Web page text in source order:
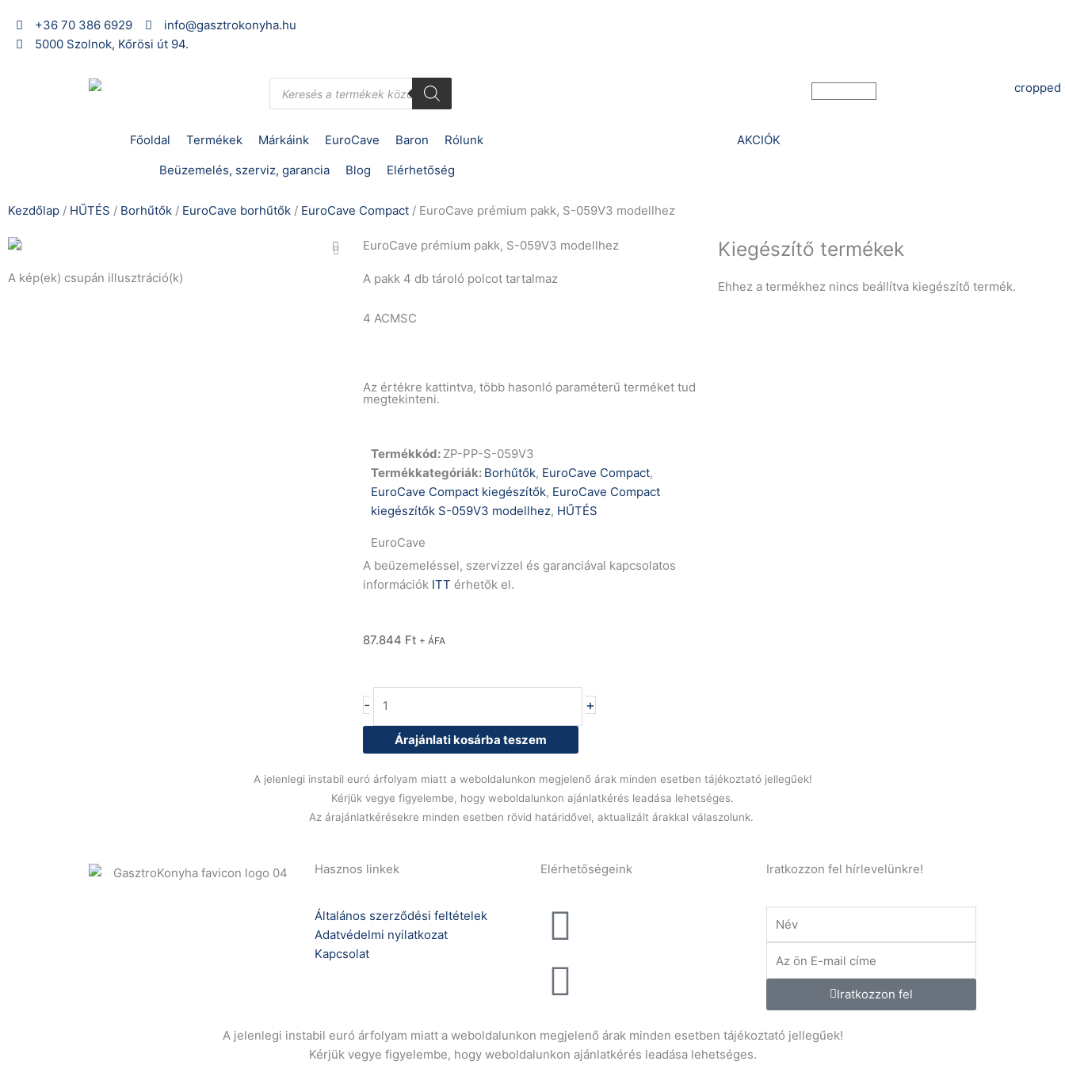
content
+36 70 386 6929
info@gasztrokonyha.hu
5000 Szolnok, Kőrösi út 94.
Products
search Kosár
Főoldal Termékek Márkáink EuroCave Baron
Rólunk
Beüzemelés, szerviz, garancia
Blog Elérhetőség
AKCIÓK
Kezdőlap / HŰTÉS / Borhűtők / EuroCave borhűtők / EuroCave Compact / EuroCave prémium pakk, S-059V3 modellhez
A kép(ek) csupán illusztráció(k)
EuroCave prémium pakk, S-059V3 modellhez
A pakk 4 db tároló polcot tartalmaz
4 ACMSC
Az értékre kattintva, több hasonló paraméterű terméket tud
megtekinteni.
Termékkód: ZP-PP-S-059V3
Termékkategóriák: Borhűtők, EuroCave Compact,
EuroCave Compact kiegészítők, EuroCave Compact
kiegészítők S-059V3 modellhez, HŰTÉS
EuroCave
A beüzemeléssel, szervizzel és garanciával kapcsolatos
információk ITT érhetők el.
87.844 Ft + ÁFA
-
prémium
pakk,
S-
059V3
modellhez
mennyiség
+
Árajánlati kosárba teszem
Kiegészítő termékek
Ehhez a termékhez nincs beállítva kiegészítő termék.
A jelenlegi instabil euró árfolyam miatt a weboldalunkon megjelenő árak minden esetben tájékoztató jellegűek!
Kérjük vegye figyelembe, hogy weboldalunkon ajánlatkérés leadása lehetséges.
Az árajánlatkérésekre minden esetben rövid határidővel, aktualizált árakkal válaszolunk.
Hasznos linkek
Általános szerződési feltételek
Adatvédelmi nyilatkozat
Kapcsolat
Elérhetőségeink Iratkozzon fel hírlevelünkre!
mail
Iratkozzon fel
A jelenlegi instabil euró árfolyam miatt a weboldalunkon megjelenő árak minden esetben tájékoztató jellegűek!
Kérjük vegye figyelembe, hogy weboldalunkon ajánlatkérés leadása lehetséges.